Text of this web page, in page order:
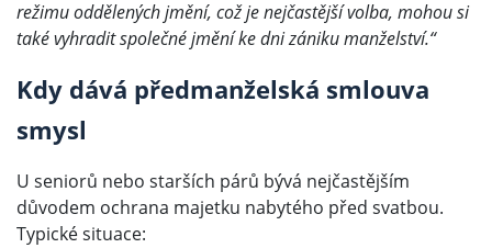
režimu oddělených jmění, což je nejčastější volba, mohou si
také vyhradit společné jmění ke dni zániku manželství.“
Kdy dává předmanželská smlouva
smysl
U seniorů nebo starších párů bývá nejčastějším
důvodem ochrana majetku nabytého před svatbou.
Typické situace: